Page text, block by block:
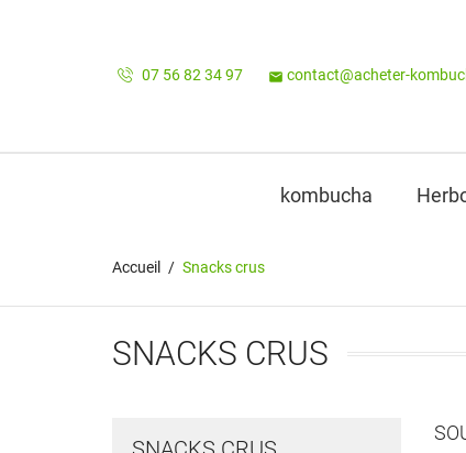
07 56 82 34 97  contact@acheter-
kombucha
Accueil Snacks crus
SNACKS CRUS